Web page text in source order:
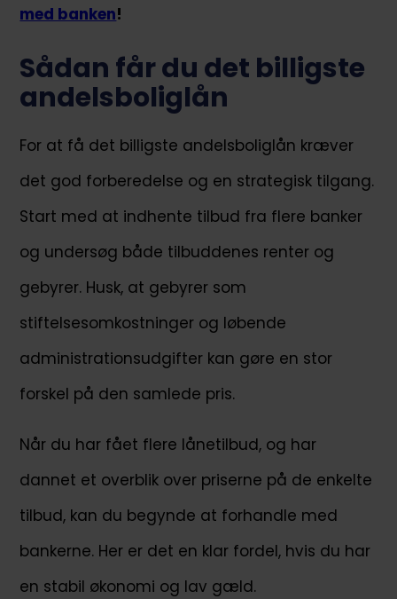
med banken!
Sådan får du det billigste
andelsboliglån
For at få det billigste andelsboliglån kræver
det god forberedelse og en strategisk tilgang.
Start med at indhente tilbud fra flere banker
og undersøg både tilbuddenes renter og
gebyrer. Husk, at gebyrer som
stiftelsesomkostninger og løbende
administrationsudgifter kan gøre en stor
forskel på den samlede pris.
Når du har fået flere lånetilbud, og har
dannet et overblik over priserne på de enkelte
tilbud, kan du begynde at forhandle med
bankerne. Her er det en klar fordel, hvis du har
en stabil økonomi og lav gæld.